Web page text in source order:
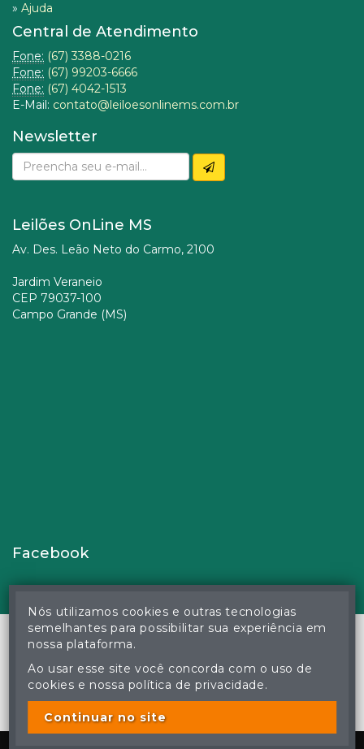
» Ajuda
Central de Atendimento
Fone: (67) 3388-0216
Fone: (67) 99203-6666
Fone: (67) 4042-1513
E-Mail: contato@leiloesonlinems.com.br
Newsletter
Leilões OnLine MS
Av. Des. Leão Neto do Carmo, 2100
Jardim Veraneio
CEP 79037-100
Campo Grande (MS)
Facebook
© Gustavo Correa Pereira da Silva - Leiloeiro Público Oficial -
Matrícula nº 26 JUCEMS - Todos os direitos reservados
A cópia ou reprodução não autorizada do conteúdo deste site
poderá acarretar em penas previstas em lei.
Nós utilizamos cookies e outras tecnologias
semelhantes para possibilitar sua experiência em
nossa plataforma.
Ao usar esse site você concorda com o uso de
cookies e nossa política de privacidade.
Continuar no site